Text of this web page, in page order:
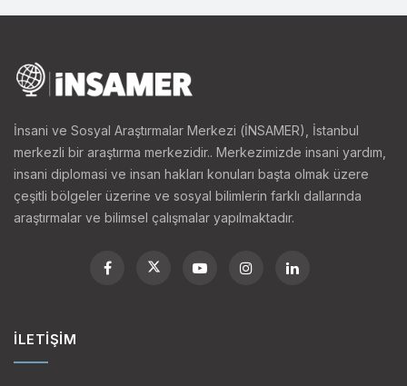
İnsani ve Sosyal Araştırmalar Merkezi (İNSAMER), İstanbul
merkezli bir araştırma merkezidir.. Merkezimizde insani yardım,
insani diplomasi ve insan hakları konuları başta olmak üzere
çeşitli bölgeler üzerine ve sosyal bilimlerin farklı dallarında
araştırmalar ve bilimsel çalışmalar yapılmaktadır.
İLETIŞIM